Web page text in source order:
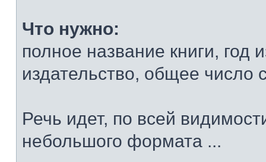
Что нужно:
полное название книги, год
издательство, общее число
Речь идет, по всей
небольшого формата ...